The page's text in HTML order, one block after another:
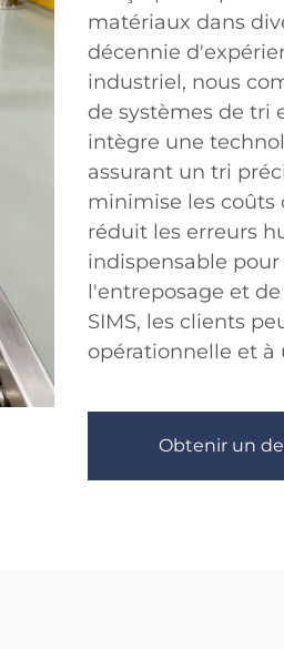
matériaux dans
décennie
industriel, nous
de systèmes de tri
intègre une
assurant un tri
minimise les coûts
réduit les erreurs
indispensable
l'entreposage et
SIMS, les clients
opérationnelle et
Obtenir un